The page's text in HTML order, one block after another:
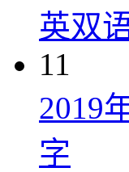
英双
11
2019
字